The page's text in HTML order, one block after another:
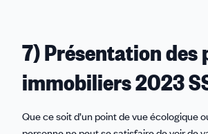
7) Présentation des
immobiliers 2023
Que ce soit d’un point de vue écologique